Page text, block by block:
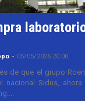
- 05/05/2026 20:00
de que el grupo
nacional Sidus, ahora